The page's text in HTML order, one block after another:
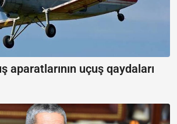
aparatlarının uçuş qaydaları